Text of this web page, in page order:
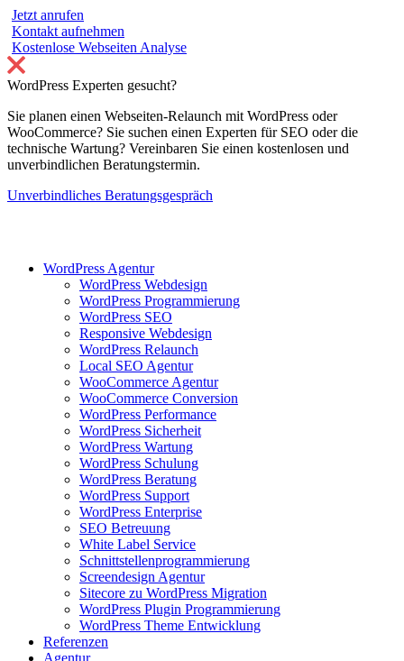
Jetzt anrufen
Kontakt aufnehmen
Kostenlose Webseiten Analyse
WordPress Experten gesucht?
Sie planen einen Webseiten-Relaunch mit WordPress oder
WooCommerce? Sie suchen einen Experten für SEO oder die
technische Wartung? Vereinbaren Sie einen kostenlosen und
unverbindlichen Beratungstermin.
Unverbindliches Beratungsgespräch
WordPress Agentur
WordPress Webdesign
WordPress Programmierung
WordPress SEO
Responsive Webdesign
WordPress Relaunch
Local SEO Agentur
WooCommerce Agentur
WooCommerce Conversion
WordPress Performance
WordPress Sicherheit
WordPress Wartung
WordPress Schulung
WordPress Beratung
WordPress Support
WordPress Enterprise
SEO Betreuung
White Label Service
Schnittstellenprogrammierung
Screendesign Agentur
Sitecore zu WordPress Migration
WordPress Plugin Programmierung
WordPress Theme Entwicklung
Referenzen
Agentur